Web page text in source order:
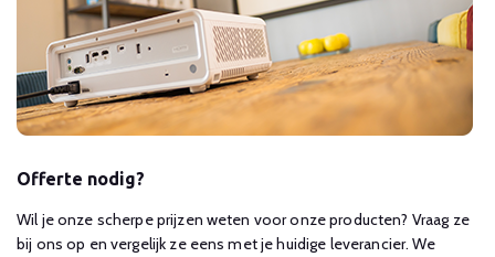
Offerte nodig?
Wil je onze scherpe prijzen weten voor onze producten? Vraag ze
bij ons op en vergelijk ze eens met je huidige leverancier. We